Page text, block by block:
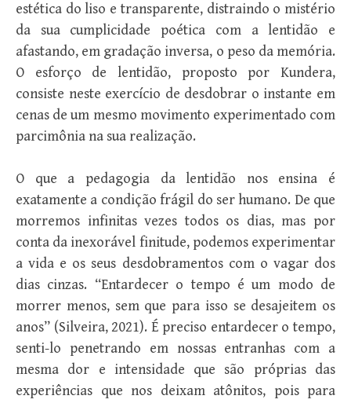
estética do liso e transparente, distraindo o mistério
da sua cumplicidade poética com a lentidão e
afastando, em gradação inversa, o peso da memória.
O esforço de lentidão, proposto por Kundera,
consiste neste exercício de desdobrar o instante em
cenas de um mesmo movimento experimentado com
parcimônia na sua realização.
O que a pedagogia da lentidão nos ensina é
exatamente a condição frágil do ser humano. De que
morremos infinitas vezes todos os dias, mas por
conta da inexorável finitude, podemos experimentar
a vida e os seus desdobramentos com o vagar dos
dias cinzas. “Entardecer o tempo é um modo de
morrer menos, sem que para isso se desajeitem os
anos” (Silveira, 2021). É preciso entardecer o tempo,
senti-lo penetrando em nossas entranhas com a
mesma dor e intensidade que são próprias das
experiências que nos deixam atônitos, pois para